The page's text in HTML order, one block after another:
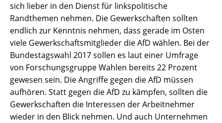
sich lieber in den Dienst für linkspolitische
Randthemen nehmen. Die Gewerkschaften sollten
endlich zur Kenntnis nehmen, dass gerade im Osten
viele Gewerkschaftsmitglieder die AfD wählen. Bei der
Bundestagswahl 2017 sollen es laut einer Umfrage
von Forschungsgruppe Wahlen bereits 22 Prozent
gewesen sein. Die Angriffe gegen die AfD müssen
aufhören. Statt gegen die AfD zu kämpfen, sollten die
Gewerkschaften die Interessen der Arbeitnehmer
wieder in den Blick nehmen. Und auch Unternehmen